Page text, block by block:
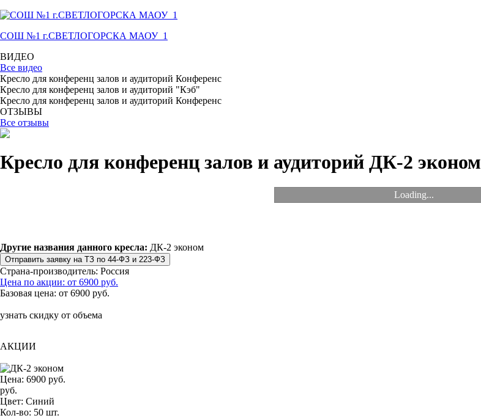
СОШ №1 г.СВЕТЛОГОРСКА МАОУ_1
ВИДЕО
Все видео
Кресло для конференц залов и аудиторий Конференс
Кресло для конференц залов и аудиторий "Кэб"
Кресло для конференц залов и аудиторий Конференс
ОТЗЫВЫ
Все отзывы
Кресло для конференц залов и аудиторий ДК-2 эконом
Loading...
Другие названия данного кресла: ДК-2 эконом
Страна-производитель: Россия
Цена по акции: от 6900 руб.
Базовая цена: от 6900 руб.
узнать скидку от объема
АКЦИИ
Цена: 6900 руб.
руб.
Цвет: Синий
Кол-во: 50 шт.